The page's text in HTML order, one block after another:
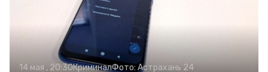
14 мая , 20:30КриминалФото: Астрахань 24